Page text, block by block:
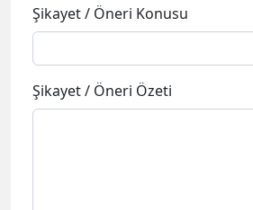
Şikayet / Öneri Konusu
Şikayet / Öneri Özeti